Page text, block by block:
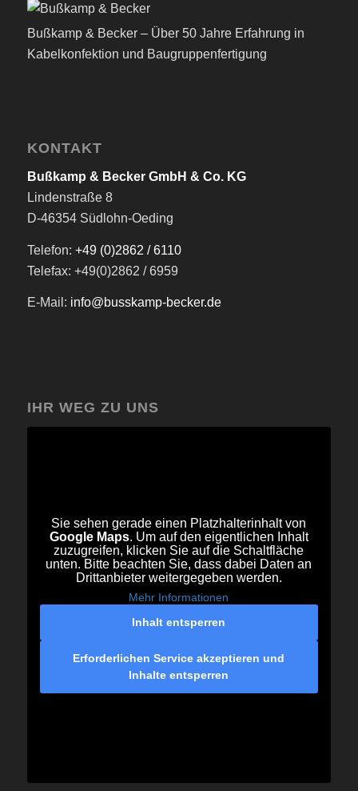
Bußkamp & Becker – Über 50 Jahre Erfahrung in
Kabelkonfektion und Baugruppenfertigung
KONTAKT
Bußkamp & Becker GmbH & Co. KG
Lindenstraße 8
D-46354 Südlohn-Oeding
Telefon: +49 (0)2862 / 6110
Telefax: +49(0)2862 / 6959
E-Mail: info@busskamp-becker.de
IHR WEG ZU UNS
Sie sehen gerade einen Platzhalterinhalt von
Google Maps. Um auf den eigentlichen Inhalt
zuzugreifen, klicken Sie auf die Schaltfläche
unten. Bitte beachten Sie, dass dabei Daten an
Drittanbieter weitergegeben werden.
Mehr Informationen
Inhalt entsperren
Erforderlichen Service akzeptieren und
Inhalte entsperren